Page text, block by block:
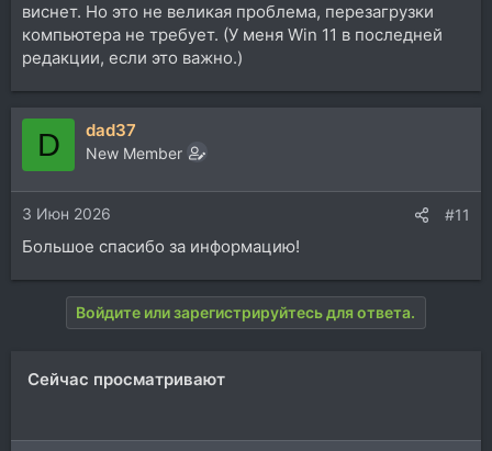
виснет. Но это не великая проблема, перезагрузки
компьютера не требует. (У меня Win 11 в последней
редакции, если это важно.)
D dad37
New Member
3 Июн 2026 #11
Большое спасибо за информацию!
Войдите или зарегистрируйтесь для ответа.
Сейчас просматривают